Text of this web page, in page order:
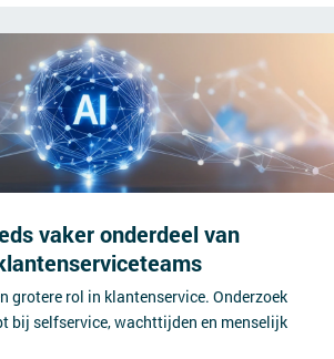
vaker onderdeel van
grotere rol in klantenservice. Onderzoek
bij selfservice, wachttijden en menselijk